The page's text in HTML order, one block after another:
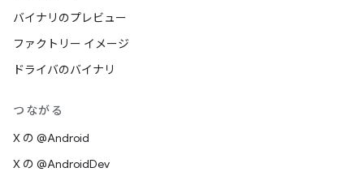
バイナリのプレビュー
ファクトリー イメージ
ドライバのバイナリ
つながる
X の @Android
X の @AndroidDev